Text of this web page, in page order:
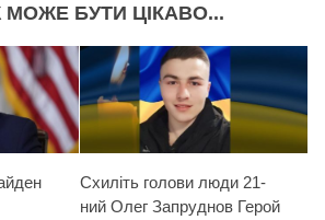
БУТИ ЦІКАВО...
Схиліть голови люди 21-
ний Олег Запруднов Герой